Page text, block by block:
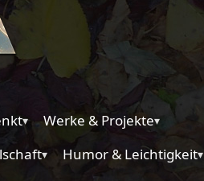
▾ Werke & Projekte▾
▾ Humor & Leichtigkeit▾